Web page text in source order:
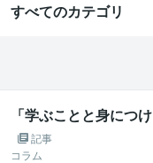
すべてのカテゴリ
「学ぶことと身につ
記事
コラム